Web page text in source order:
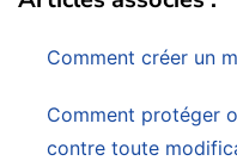
Comment créer un
Comment protéger
contre toute